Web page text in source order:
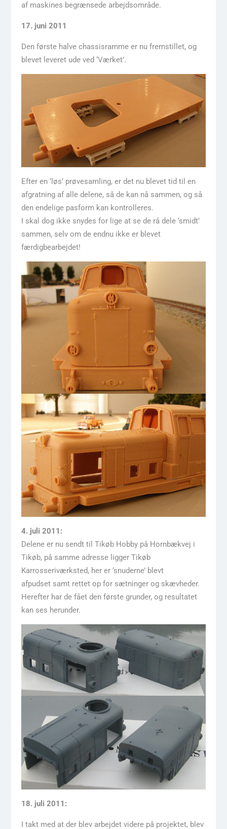
af maskines begrænsede arbejdsområde.
17. juni 2011
Den første halve chassisramme er nu fremstillet, og
blevet leveret ude ved ‘Værket’.
Efter en ‘løs’ prøvesamling, er det nu blevet tid til en
afgratning af alle delene, så de kan nå sammen, og så
den endelige pasform kan kontrolleres.
I skal dog ikke snydes for lige at se de rå dele ‘smidt’
sammen, selv om de endnu ikke er blevet
færdigbearbejdet!
4. juli 2011:
Delene er nu sendt til Tikøb Hobby på Hornbækvej i
Tikøb, på samme adresse ligger Tikøb
Karrosseriværksted, her er ‘snuderne’ blevt
afpudset samt rettet op for sætninger og skævheder.
Herefter har de fået den første grunder, og resultatet
kan ses herunder.
18. juli 2011:
I takt med at der blev arbejdet videre på projektet, blev